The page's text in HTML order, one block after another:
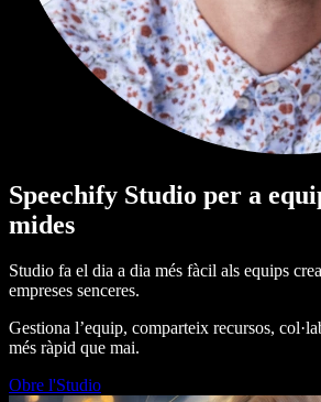
Speechify Studio per a
mides
Studio fa el dia a dia més fàcil als equips
empreses senceres.
Gestiona l’equip, comparteix recursos,
més ràpid que mai.
Obre l'Studio